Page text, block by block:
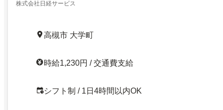
株式会社日経サービス
高槻市 大学町
時給1,230円 / 交通費支給
シフト制 / 1日4時間以内OK